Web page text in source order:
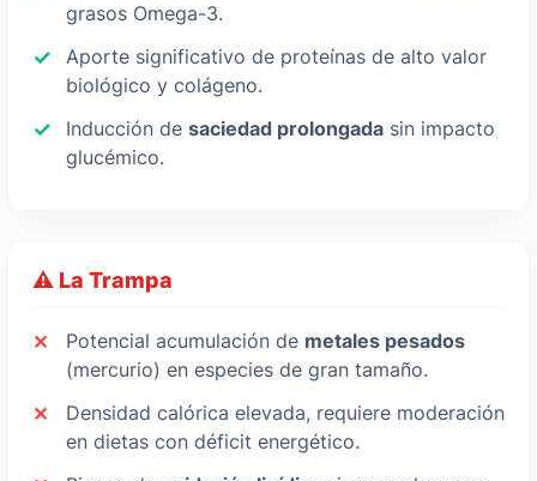
grasos Omega-3.
Aporte significativo de proteínas de alto valor
biológico y colágeno.
Inducción de saciedad prolongada sin impacto
glucémico.
⚠️ La Trampa
Potencial acumulación de metales pesados
(mercurio) en especies de gran tamaño.
Densidad calórica elevada, requiere moderación
en dietas con déficit energético.